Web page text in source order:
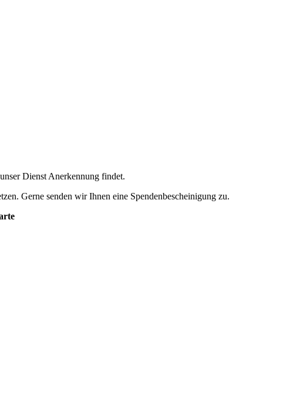
Dienst Anerkennung findet.
Gerne senden wir Ihnen eine Spendenbescheinigung zu.